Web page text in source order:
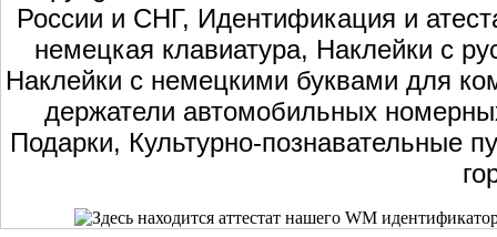
России и СНГ, Идентификация и
немецкая клавиатура, Наклейки с
Наклейки с немецкими буквами для
держатели автомобильных
Подарки, Культурно-познавательные